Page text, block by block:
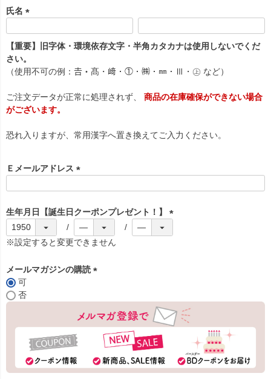
氏名
必
須
)
【重要】旧字体・環境依存文字・半角カタカナは使用しないでくだ
さい。
（使用不可の例：𠮷・髙・﨑・①・㈱・㎜・Ⅲ・㊤ など）
ご注文データが正常に処理されず、 商品の在庫確保ができない場合
がございます。
恐れ入りますが、常用漢字へ置き換えてご入力ください。
Ｅメールアドレス
須
)
生年月日【誕生日クーポンプレゼント！】
※設定すると変更できません
メールマガジンの購読
可
否